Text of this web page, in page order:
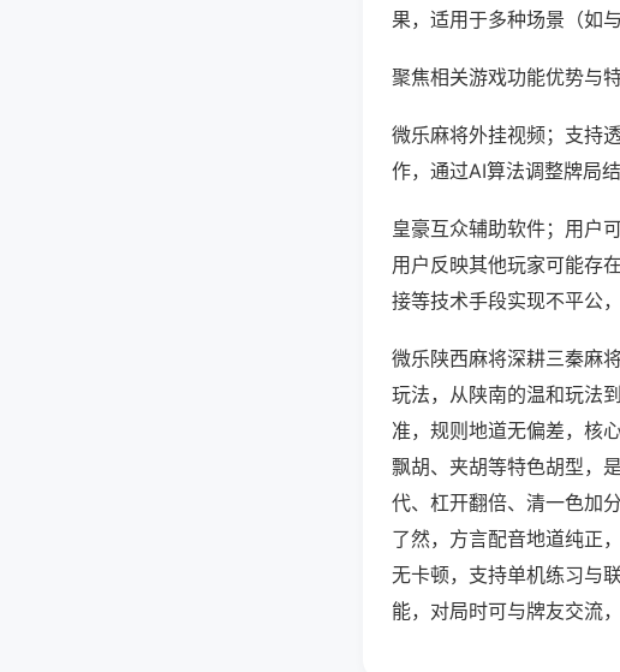
果，适用于多种场景（如
聚焦相关游戏功能优势与特
微乐麻将外挂视频；支持
作，通过AI算法调整牌局
皇豪互众辅助软件；用户
用户反映其他玩家可能存
接等技术手段实现不平公，
微乐陕西麻将深耕三秦麻
玩法，从陕南的温和玩法
准，规则地道无偏差，核
飘胡、夹胡等特色胡型，
代、杠开翻倍、清一色加
了然，方言配音地道纯正
无卡顿，支持单机练习与
能，对局时可与牌友交流